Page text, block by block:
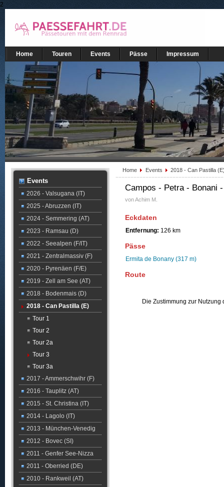
2
Home Touren Events Pässe Impressum
Events
2026 - Valsugana (IT)
2025 - Abruzzen (IT)
2024 - Semmering (AT)
2023 - Ramsau (D)
2022 - Seealpen (F/IT)
2021 - Zentralmassiv (F)
2020 - Pyrenäen (F/E)
2019 - Zell am See (AT)
2018 - Bodenmais (D)
2018 - Can Pastilla (E)
Tour 1
Tour 2
Tour 2a
Tour 3
Tour 3a
2017 - Ammerschwihr (F)
2016 - Tauplitz (AT)
2015 - St. Christina (IT)
2014 - Lagolo (IT)
2013 - München-Venedig
2012 - Bovec (SI)
2011 - Genfer See-Nizza
2011 - Oberried (DE)
2010 - Rankweil (AT)
Home Events 2018 - Can Pastilla
Campos - Petra - Bonani
von Achim M.
Eckdaten
Entfernung: 126 km
Pässe
Ermita de Bonany (317 m)
Route
Die Zustimmung zur